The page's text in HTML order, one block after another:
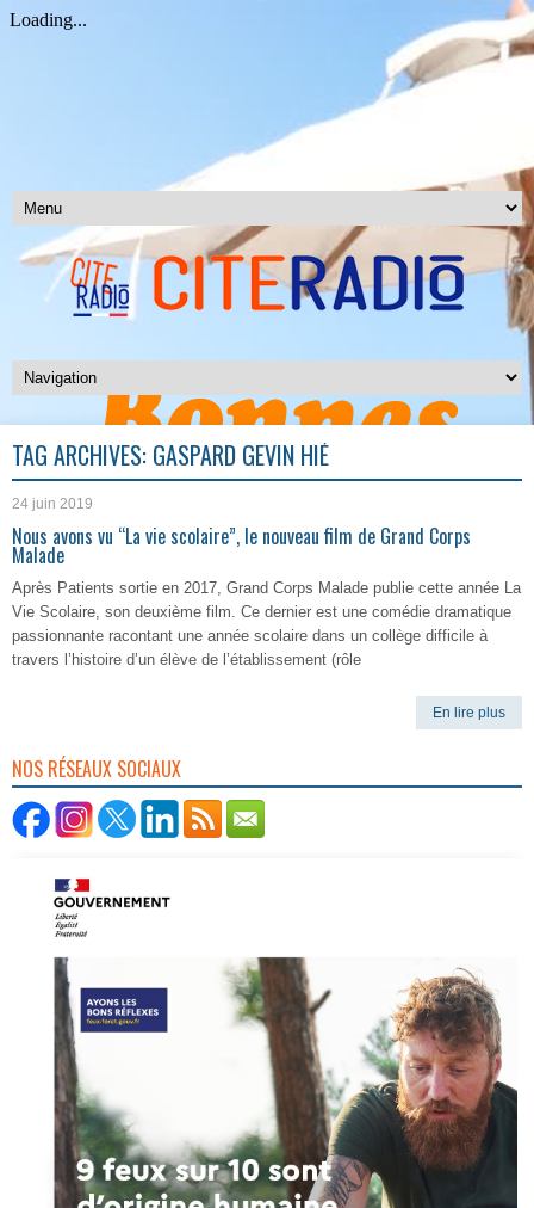
TAG ARCHIVES: GASPARD GEVIN HIÉ
24 juin 2019
Nous avons vu “La vie scolaire”, le nouveau film de Grand Corps
Malade
Après Patients sortie en 2017, Grand Corps Malade publie cette année La
Vie Scolaire, son deuxième film. Ce dernier est une comédie dramatique
passionnante racontant une année scolaire dans un collège difficile à
travers l’histoire d’un élève de l’établissement (rôle
En lire plus
NOS RÉSEAUX SOCIAUX